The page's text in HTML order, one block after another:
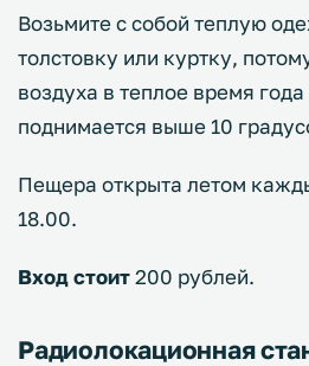
Возьмите с собой теплую
толстовку или куртку,
воздуха в теплое время года
поднимается выше 10
Пещера открыта летом
18.00.
Вход стоит200 рублей.
Радиолокационная